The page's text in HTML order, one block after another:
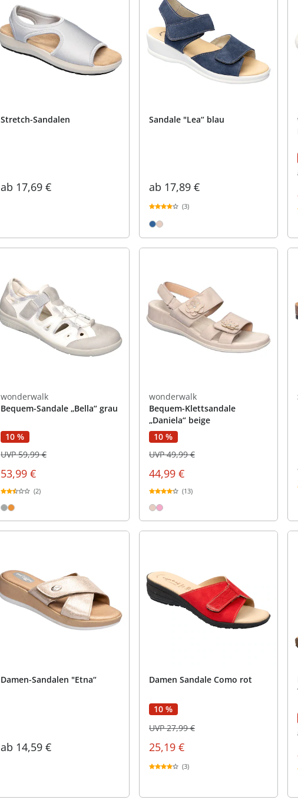
Stretch-Sandalen
ab 17,69 €
Sandale "Lea“ blau
ab 17,89 €
(3)
wonderwalk
Bequem-Sandale „Bella“ grau
10 %
53,99 €
UVP 59,99 €
(2)
wonderwalk
Bequem-Klettsandale
„Daniela“ beige
10 %
44,99 €
UVP 49,99 €
(13)
Damen-Sandalen "Etna“
ab 14,59 €
Damen Sandale Como rot
10 %
25,19 €
UVP 27,99 €
(3)